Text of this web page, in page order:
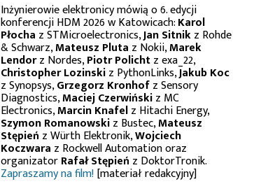
Inżynierowie elektronicy mówią o 6. edycji
konferencji HDM 2026 w Katowicach:Karol
Płocha z STMicroelectronics,Jan Sitnikz Rohde
& Schwarz,Mateusz Pluta z Nokii,Marek
Lendorz Nordes,Piotr Polichtz exa_22,
Christopher Lozinskiz PythonLinks,Jakub Koc
z Synopsys,Grzegorz Kronhofz Sensory
Diagnostics,Maciej Czerwińskiz MC
Electronics,Marcin Knafelz Hitachi Energy,
Szymon Romanowskiz Bustec,Mateusz
Stępień z Würth Elektronik,Wojciech
Koczwara z Rockwell Automation oraz
organizatorRafał Stępień z DoktorTronik.
Zapraszamy na film![materiał redakcyjny]